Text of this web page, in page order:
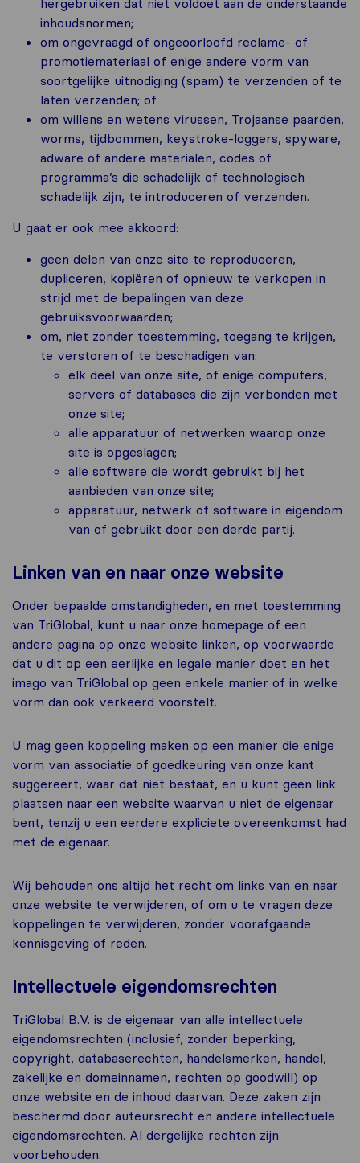
inhoudsnormen;
om ongevraagd of ongeoorloofd reclame- of
promotiemateriaal of enige andere vorm van
soortgelijke uitnodiging (spam) te verzenden of te
laten verzenden; of
om willens en wetens virussen, Trojaanse paarden,
worms, tijdbommen, keystroke-loggers, spyware,
adware of andere materialen, codes of
programma’s die schadelijk of technologisch
schadelijk zijn, te introduceren of verzenden.
U gaat er ook mee akkoord:
geen delen van onze site te reproduceren,
dupliceren, kopiëren of opnieuw te verkopen in
strijd met de bepalingen van deze
gebruiksvoorwaarden;
om, niet zonder toestemming, toegang te krijgen,
te verstoren of te beschadigen van:
elk deel van onze site, of enige computers,
servers of databases die zijn verbonden met
onze site;
alle apparatuur of netwerken waarop onze
site is opgeslagen;
alle software die wordt gebruikt bij het
aanbieden van onze site;
apparatuur, netwerk of software in eigendom
van of gebruikt door een derde partij.
Linken van en naar onze website
Onder bepaalde omstandigheden, en met toestemming
van TriGlobal, kunt u naar onze homepage of een
andere pagina op onze website linken, op voorwaarde
dat u dit op een eerlijke en legale manier doet en het
imago van TriGlobal op geen enkele manier of in welke
vorm dan ook verkeerd voorstelt.
U mag geen koppeling maken op een manier die enige
vorm van associatie of goedkeuring van onze kant
suggereert, waar dat niet bestaat, en u kunt geen link
plaatsen naar een website waarvan u niet de eigenaar
bent, tenzij u een eerdere expliciete overeenkomst had
met de eigenaar.
Wij behouden ons altijd het recht om links van en naar
onze website te verwijderen, of om u te vragen deze
koppelingen te verwijderen, zonder voorafgaande
kennisgeving of reden.
Intellectuele eigendomsrechten
TriGlobal B.V. is de eigenaar van alle intellectuele
eigendomsrechten (inclusief, zonder beperking,
copyright, databaserechten, handelsmerken, handel,
zakelijke en domeinnamen, rechten op goodwill) op
onze website en de inhoud daarvan. Deze zaken zijn
beschermd door auteursrecht en andere intellectuele
eigendomsrechten. Al dergelijke rechten zijn
voorbehouden.